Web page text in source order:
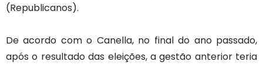
(Republicanos).
De acordo com o Canella, no final do ano passado,
após o resultado das eleições, a gestão anterior teria